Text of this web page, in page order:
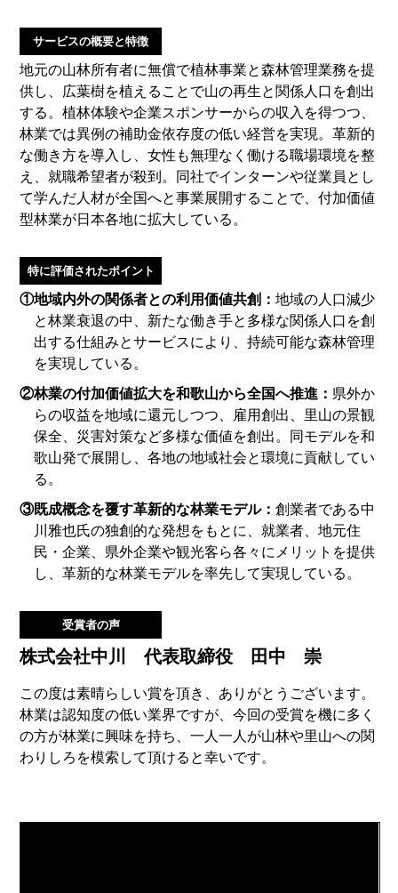
サービスの概要と特徴
地元の山林所有者に無償で植林事業と森林管理業務を提
供し、広葉樹を植えることで山の再生と関係人口を創出
する。植林体験や企業スポンサーからの収入を得つつ、
林業では異例の補助金依存度の低い経営を実現。革新的
な働き方を導入し、女性も無理なく働ける職場環境を整
え、就職希望者が殺到。同社でインターンや従業員とし
て学んだ人材が全国へと事業展開することで、付加価値
型林業が日本各地に拡大している。
特に評価されたポイント
①地域内外の関係者との利用価値共創：地域の人口減少
と林業衰退の中、新たな働き手と多様な関係人口を創
出する仕組みとサービスにより、持続可能な森林管理
を実現している。
②林業の付加価値拡大を和歌山から全国へ推進： 県外か
らの収益を地域に還元しつつ、雇用創出、里山の景観
保全、災害対策など多様な価値を創出。同モデルを和
歌山発で展開し、各地の地域社会と環境に貢献してい
る。
③既成概念を覆す革新的な林業モデル：創業者である中
川雅也氏の独創的な発想をもとに、就業者、地元住
民・企業、県外企業や観光客ら各々にメリットを提供
し、革新的な林業モデルを率先して実現している。
受賞者の声
株式会社中川 代表取締役 田中 崇
この度は素晴らしい賞を頂き、ありがとうございます。
林業は認知度の低い業界ですが、今回の受賞を機に多く
の方が林業に興味を持ち、一人一人が山林や里山への関
わりしろを模索して頂けると幸いです。